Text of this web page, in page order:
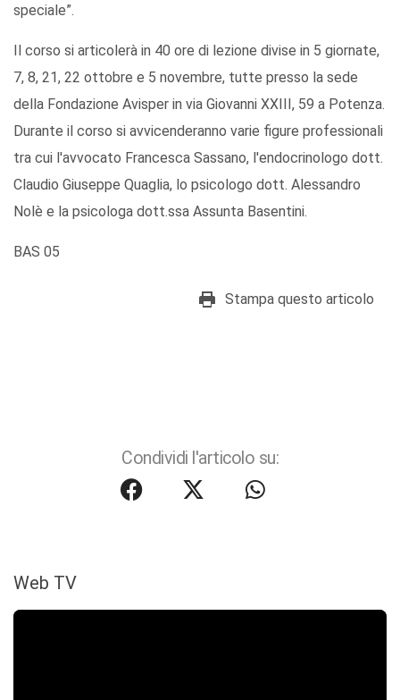
speciale”.
Il corso si articolerà in 40 ore di lezione divise in 5 giornate,
7, 8, 21, 22 ottobre e 5 novembre, tutte presso la sede
della Fondazione Avisper in via Giovanni XXIII, 59 a Potenza.
Durante il corso si avvicenderanno varie figure professionali
tra cui l'avvocato Francesca Sassano, l'endocrinologo dott.
Claudio Giuseppe Quaglia, lo psicologo dott. Alessandro
Nolè e la psicologa dott.ssa Assunta Basentini.
BAS 05
Stampa questo articolo
Condividi l'articolo su:
Web TV